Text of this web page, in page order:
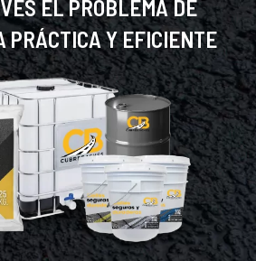
EL PROBLEMA DE
PRÁCTICA Y EFICIENTE